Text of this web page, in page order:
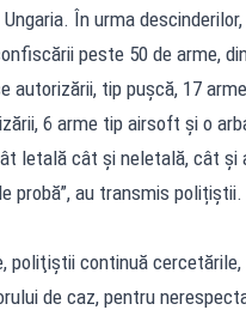
În urma
peste 50 de arme,
autorizării, tip puşcă, 17
6 arme tip airsoft şi o
letală cât şi neletală, cât şi
probă”, au transmis polițiștii.
poliţiştii continuă cercetările,
de caz, pentru